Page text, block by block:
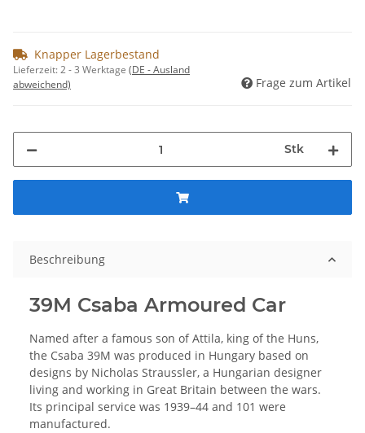
Knapper Lagerbestand
Lieferzeit:2 - 3 Werktage (DE - Ausland
abweichend)
Frage zum Artikel
Stk
Beschreibung
39M Csaba Armoured Car
Named after a famous son of Attila, king of the Huns,
the Csaba 39M was produced in Hungary based on
designs by Nicholas Straussler, a Hungarian designer
living and working in Great Britain between the wars.
Its principal service was 1939–44 and 101 were
manufactured.